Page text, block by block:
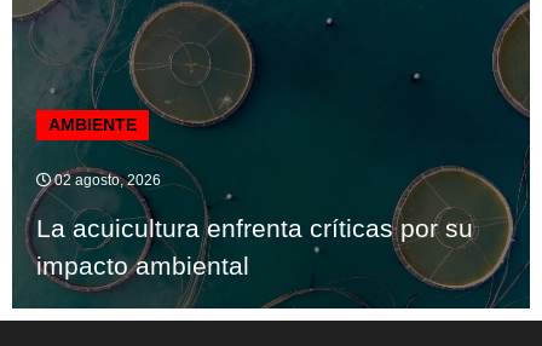
AMBIENTE
02 agosto, 2026
La acuicultura enfrenta críticas por su
impacto ambiental